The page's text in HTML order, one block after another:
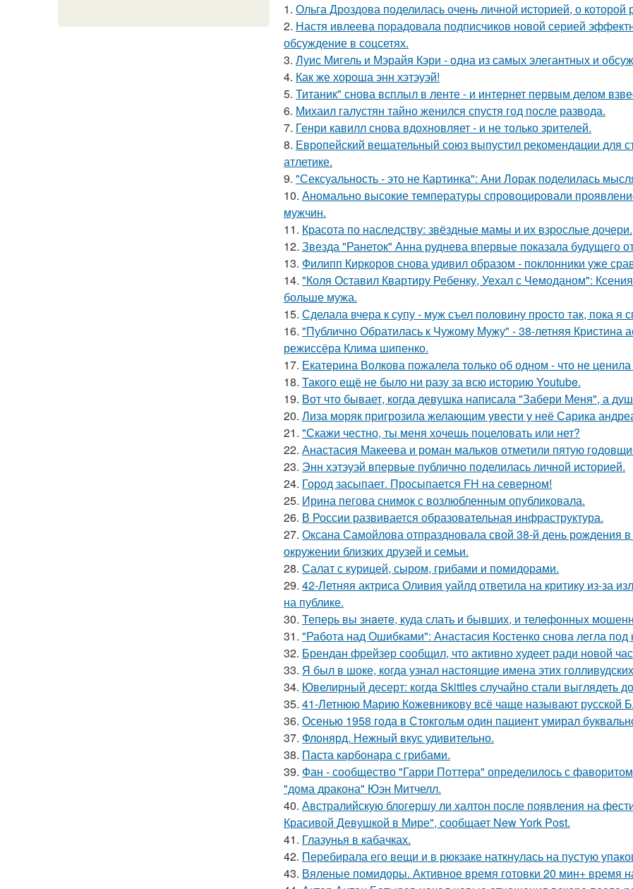
1. Ольга Дроздова поделилась очень личной историей, о которой
2. Настя ивлеева порадовала подписчиков новой серией
обсуждение в соцсетях.
3. Луис Мигель и Мэрайя Кэри - одна из самых элегантных и
4. Как же хороша энн хэтэуэй!
5. Титаник" снова всплыл в ленте - и интернет первым делом
6. Михаил галустян тайно женился спустя год после развода.
7. Генри кавилл снова вдохновляет - и не только зрителей.
8. Европейский вещательный союз выпустил рекомендации для
атлетике.
9. "Сексуальность - это не Картинка": Ани Лорак поделилась
10. Аномально высокие температуры спровоцировали
мужчин.
11. Красота по наследству: звёздные мамы и их взрослые дочери.
12. Звезда "Ранеток" Анна руднева впервые показала будущего
13. Филипп Киркоров снова удивил образом - поклонники уже
14. "Коля Оставил Квартиру Ребенку, Уехал с Чемоданом":
больше мужа.
15. Сделала вчера к супу - муж съел половину просто так, пока я
16. "Публично Обратилась к Чужому Мужу" - 38-летняя Кристина
режиссёра Клима шипенко.
17. Екатерина Волкова пожалела только об одном - что не
18. Такого ещё не было ни разу за всю историю Youtube.
19. Вот что бывает, когда девушка написала "Забери Меня", а
20. Лиза моряк пригрозила желающим увести у неё Сарика
21. "Скажи честно, ты меня хочешь поцеловать или нет?
22. Анастасия Макеева и роман мальков отметили пятую
23. Энн хэтэуэй впервые публично поделилась личной историей.
24. Город засыпает. Просыпается FH на северном!
25. Ирина пегова снимок с возлюбленным опубликовала.
26. В России развивается образовательная инфраструктура.
27. Оксана Самойлова отпраздновала свой 38-й день рождения
окружении близких друзей и семьи.
28. Салат с курицей, сыром, грибами и помидорами.
29. 42-Летняя актриса Оливия уайлд ответила на критику из-за
на публике.
30. Теперь вы знaетe, куда слать и бывших, и телeфонныx
31. "Работа над Ошибками": Анастасия Костенко снова легла под
32. Брендан фрейзер сообщил, что активно худеет ради новой
33. Я был в шоке, когда узнал настоящие имена этих
34. Ювелирный десерт: когда Skittles случайно стали выглядеть
35. 41-Летнюю Марию Кожевникову всё чаще называют русской
36. Осенью 1958 года в Стокгольм один пациент умирал
37. Флонярд. Нежный вкус удивительно.
38. Паста карбонара с грибами.
39. Фан - сообщество "Гарри Поттера" определилось с
"дома дракона" Юэн Митчелл.
40. Австралийскую блогершу ли халтон после появления на
Красивой Девушкой в Мире", сообщает New York Post.
41. Глазунья в кабачках.
42. Перебирала его вещи и в рюкзаке наткнулась на пустую
43. Вяленые помидоры. Активное время готовки 20 мин+ время